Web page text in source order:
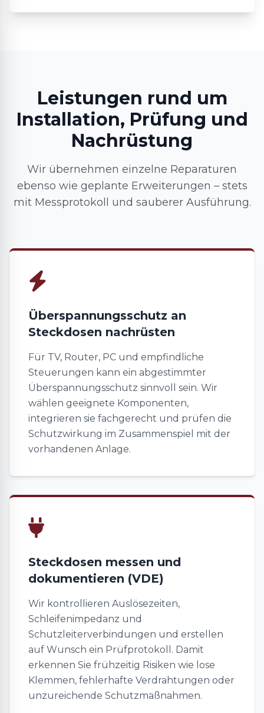
Leistungen rund um
Installation, Prüfung und
Nachrüstung
Wir übernehmen einzelne Reparaturen
ebenso wie geplante Erweiterungen – stets
mit Messprotokoll und sauberer Ausführung.
Überspannungsschutz an
Steckdosen nachrüsten
Für TV, Router, PC und empfindliche
Steuerungen kann ein abgestimmter
Überspannungsschutz sinnvoll sein. Wir
wählen geeignete Komponenten,
integrieren sie fachgerecht und prüfen die
Schutzwirkung im Zusammenspiel mit der
vorhandenen Anlage.
Steckdosen messen und
dokumentieren (VDE)
Wir kontrollieren Auslösezeiten,
Schleifenimpedanz und
Schutzleiterverbindungen und erstellen
auf Wunsch ein Prüfprotokoll. Damit
erkennen Sie frühzeitig Risiken wie lose
Klemmen, fehlerhafte Verdrahtungen oder
unzureichende Schutzmaßnahmen.